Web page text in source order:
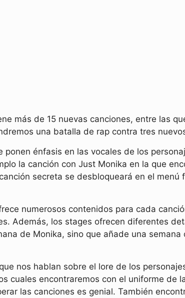
más de 15 nuevas canciones, entre las
una batalla de rap contra tres
énfasis en las vocales de los
la canción con Just Monika en la que
secreta se desbloqueará en el menú
numerosos contenidos para cada
Además, los stages ofrecen diferentes
de Monika, sino que añade una
nos hablan sobre el lore de los
cuales encontraremos con el uniforme de
las canciones es genial. También